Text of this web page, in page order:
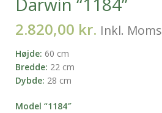
2.820,00 kr. Inkl. Moms
Højde: 60 cm
Bredde: 22 cm
Dybde: 28 cm
Model “1184″